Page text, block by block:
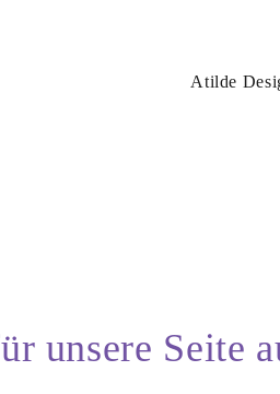
unsere Seite